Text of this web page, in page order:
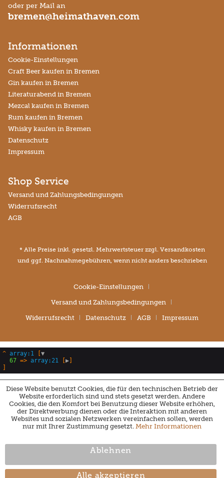
oder per Mail an
bremen@heimathaven.com
Informationen
Cookie-Einstellungen
Craft Beer kaufen in Bremen
Gin kaufen in Bremen
Literaturabend in Bremen
Mezcal kaufen in Bremen
Rum kaufen in Bremen
Whisky kaufen in Bremen
Datenschutz
Impressum
Shop Service
Versand und Zahlungsbedingungen
Widerrufsrecht
AGB
* Alle Preise inkl. gesetzl. Mehrwertsteuer zzgl. Versandkosten
und ggf. Nachnahmegebühren, wenn nicht anders beschrieben
Cookie-Einstellungen
Versand und Zahlungsbedingungen
Widerrufsrecht Datenschutz AGB Impressum
Diese Website benutzt Cookies, die für den technischen Betrieb der
Website erforderlich sind und stets gesetzt werden. Andere
Cookies, die den Komfort bei Benutzung dieser Website erhöhen,
der Direktwerbung dienen oder die Interaktion mit anderen
Websites und sozialen Netzwerken vereinfachen sollen, werden
nur mit Ihrer Zustimmung gesetzt. Mehr Informationen
Ablehnen
Alle akzeptieren
^ array:1
▼
67 => array:21 ▶